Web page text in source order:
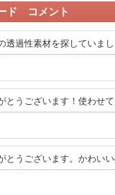
ド コメント
透過性素材を探していま
とうございます！使わせ
とうございます。かわい